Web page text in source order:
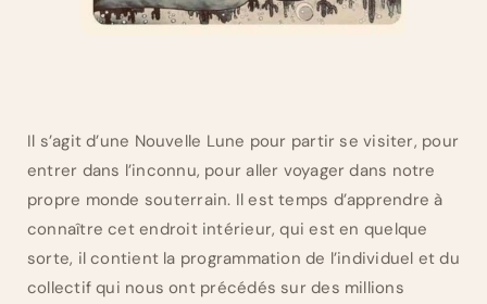
Il s’agit d’une Nouvelle Lune pour partir se visiter, pour
entrer dans l’inconnu, pour aller voyager dans notre
propre monde souterrain. Il est temps d’apprendre à
connaître cet endroit intérieur, qui est en quelque
sorte, il contient la programmation de l’individuel et du
collectif qui nous ont précédés sur des millions